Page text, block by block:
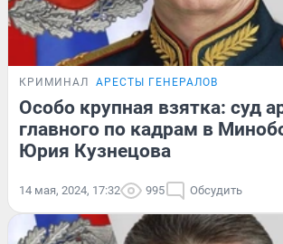
КРИМИНАЛ АРЕСТЫ ГЕНЕРАЛОВ
Особо крупная взятка: суд
главного по кадрам в
Юрия Кузнецова
14 мая, 2024, 17:32 995 Обсудить